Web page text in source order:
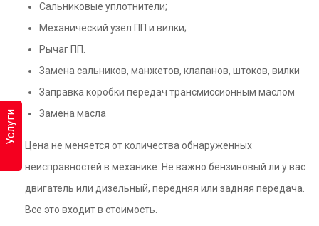
Услуги
Сальниковые уплотнители;
Механический узел ПП и вилки;
Рычаг ПП.
Замена сальников, манжетов, клапанов, штоков, вилки
Заправка коробки передач трансмиссионным маслом
Замена масла
Цена не меняется от количества обнаруженных
неисправностей в механике. Не важно бензиновый ли у вас
двигатель или дизельный, передняя или задняя передача.
Все это входит в стоимость.